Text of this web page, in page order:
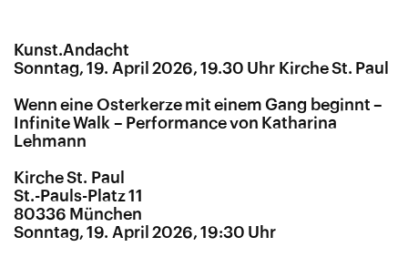
Kunst.Andacht
Sonntag, 19. April 2026, 19.30 Uhr Kirche St. Paul
Wenn eine Osterkerze mit einem Gang beginnt –
Infinite Walk – Performance von Katharina
Lehmann
Kirche St. Paul
St.-Pauls-Platz 11
80336 München
Sonntag, 19. April 2026, 19:30 Uhr